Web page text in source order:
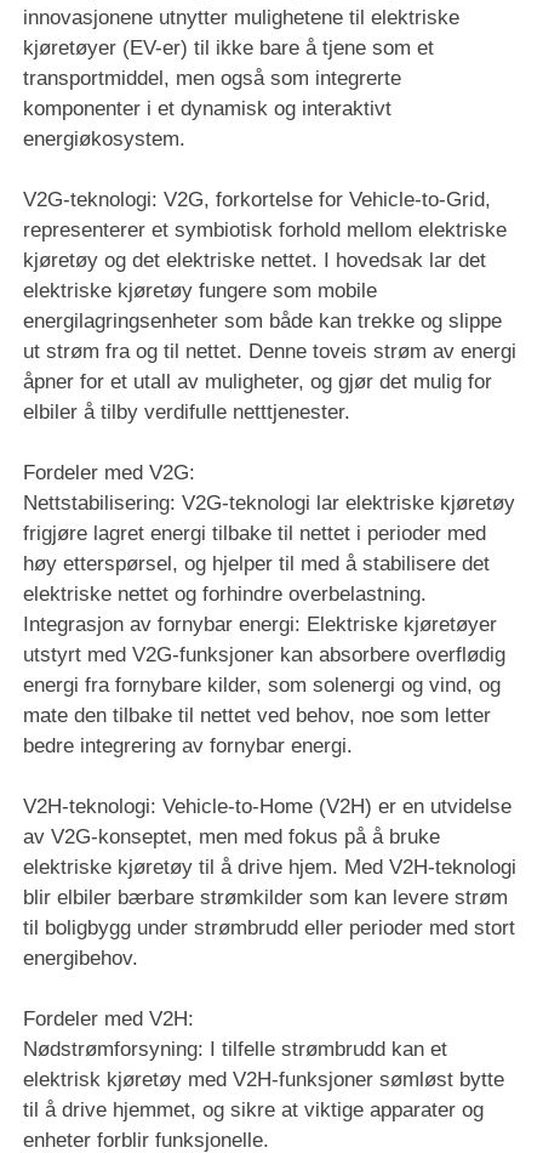
innovasjonene utnytter mulighetene til elektriske
kjøretøyer (EV-er) til ikke bare å tjene som et
transportmiddel, men også som integrerte
komponenter i et dynamisk og interaktivt
energiøkosystem.
V2G-teknologi: V2G, forkortelse for Vehicle-to-Grid,
representerer et symbiotisk forhold mellom elektriske
kjøretøy og det elektriske nettet. I hovedsak lar det
elektriske kjøretøy fungere som mobile
energilagringsenheter som både kan trekke og slippe
ut strøm fra og til nettet. Denne toveis strøm av energi
åpner for et utall av muligheter, og gjør det mulig for
elbiler å tilby verdifulle netttjenester.
Fordeler med V2G:
Nettstabilisering: V2G-teknologi lar elektriske kjøretøy
frigjøre lagret energi tilbake til nettet i perioder med
høy etterspørsel, og hjelper til med å stabilisere det
elektriske nettet og forhindre overbelastning.
Integrasjon av fornybar energi: Elektriske kjøretøyer
utstyrt med V2G-funksjoner kan absorbere overflødig
energi fra fornybare kilder, som solenergi og vind, og
mate den tilbake til nettet ved behov, noe som letter
bedre integrering av fornybar energi.
V2H-teknologi: Vehicle-to-Home (V2H) er en utvidelse
av V2G-konseptet, men med fokus på å bruke
elektriske kjøretøy til å drive hjem. Med V2H-teknologi
blir elbiler bærbare strømkilder som kan levere strøm
til boligbygg under strømbrudd eller perioder med stort
energibehov.
Fordeler med V2H:
Nødstrømforsyning: I tilfelle strømbrudd kan et
elektrisk kjøretøy med V2H-funksjoner sømløst bytte
til å drive hjemmet, og sikre at viktige apparater og
enheter forblir funksjonelle.